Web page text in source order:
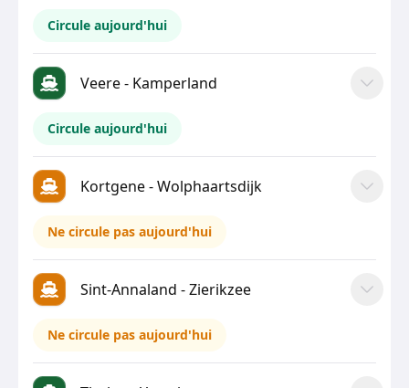
Circule aujourd'hui
Veere - Kamperland
Circule aujourd'hui
Kortgene - Wolphaartsdijk
Ne circule pas aujourd'hui
Sint-Annaland - Zierikzee
Ne circule pas aujourd'hui